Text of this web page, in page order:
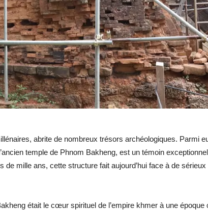
abrite de nombreux trésors archéologiques. Parmi
temple de Phnom Bakheng, est un témoin
de mille ans, cette structure fait aujourd’hui face à de sérieux
était le cœur spirituel de l’empire khmer à une époque